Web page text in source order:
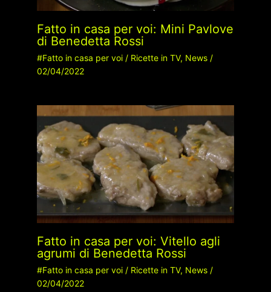
Fatto in casa per voi: Mini Pavlove
di Benedetta Rossi
#Fatto in casa per voi/ Ricette in TV, News/
02/04/2022
Fatto in casa per voi: Vitello agli
agrumi di Benedetta Rossi
#Fatto in casa per voi/ Ricette in TV, News/
02/04/2022